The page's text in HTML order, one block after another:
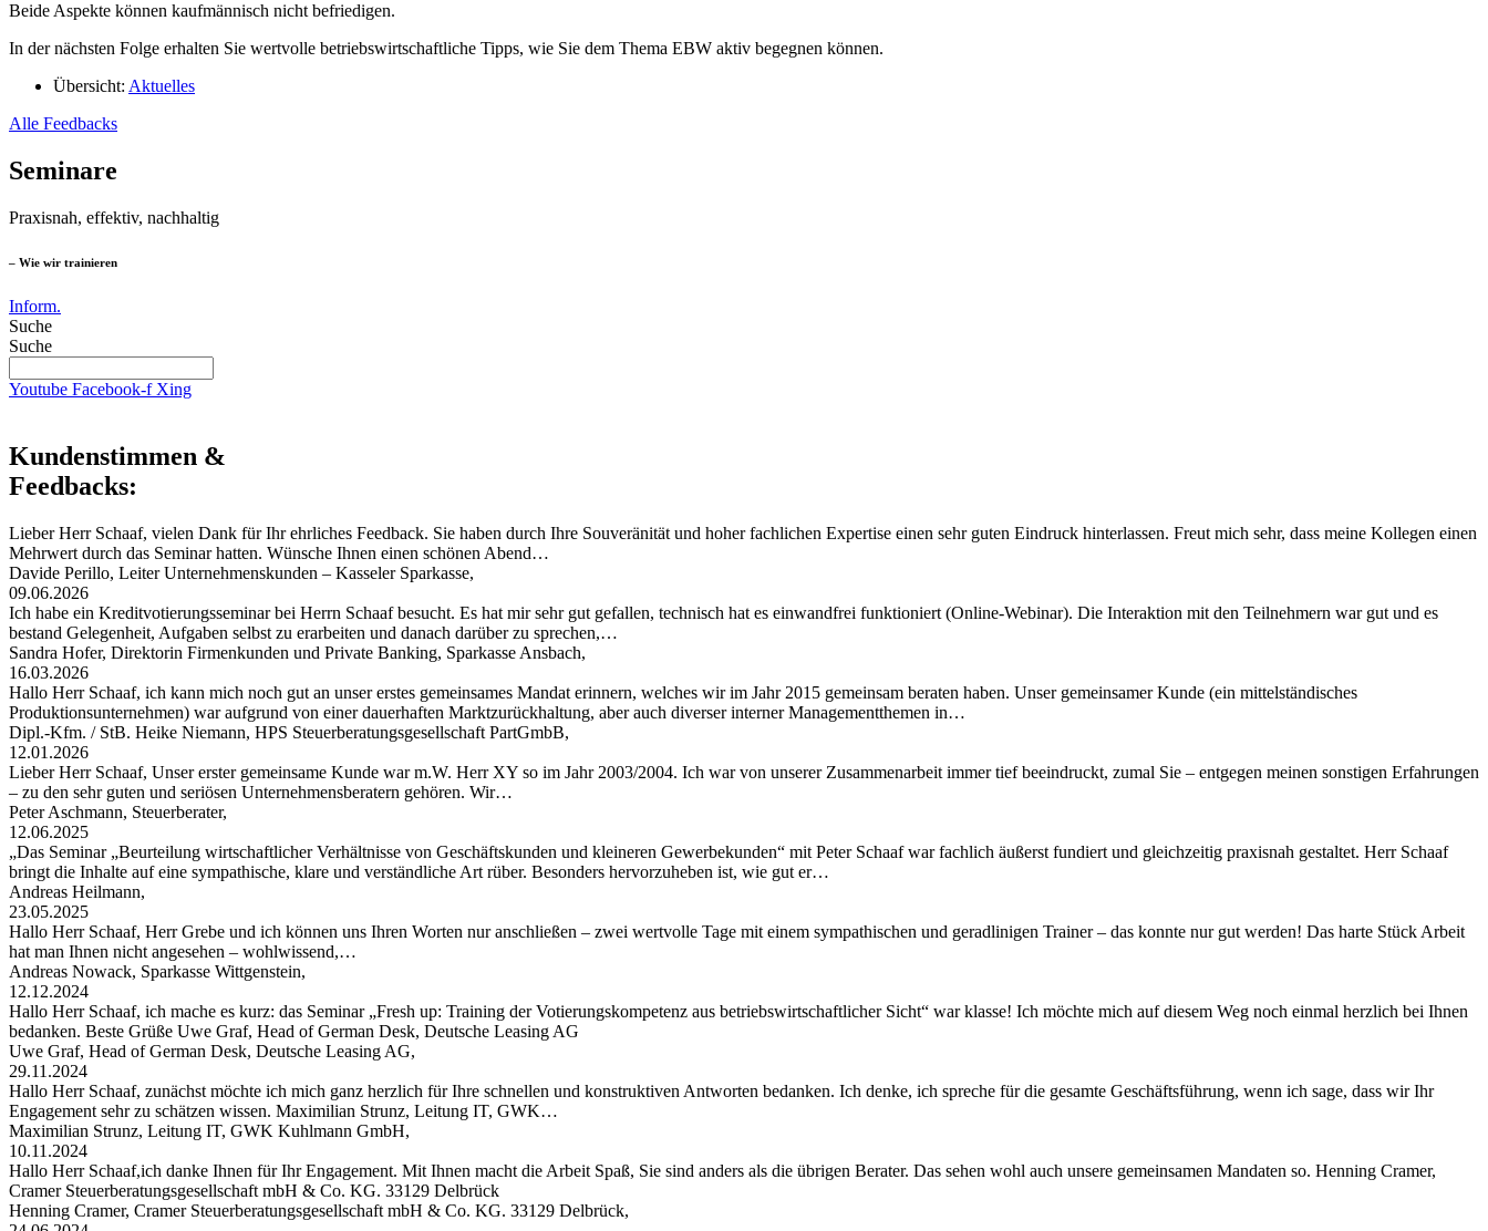
Beide Aspekte können kaufmännisch nicht befriedigen.
In der nächsten Folge erhalten Sie wertvolle betriebswirtschaftliche Tipps, wie Sie dem Thema EBW aktiv begegnen können.
Übersicht: Aktuelles
Alle Feedbacks
Seminare
Praxisnah, effektiv, nachhaltig
– Wie wir trainieren
Inform.
Suche
Suche
Youtube Facebook-f Xing
Kundenstimmen &
Feedbacks:
Lieber Herr Schaaf, vielen Dank für Ihr ehrliches Feedback. Sie haben durch Ihre Souveränität und hoher fachlichen Expertise einen sehr guten Eindruck hinterlassen. Freut mich sehr, dass meine Kollegen einen
Mehrwert durch das Seminar hatten. Wünsche Ihnen einen schönen Abend…
Davide Perillo, Leiter Unternehmenskunden – Kasseler Sparkasse,
09.06.2026
Ich habe ein Kreditvotierungsseminar bei Herrn Schaaf besucht. Es hat mir sehr gut gefallen, technisch hat es einwandfrei funktioniert (Online-Webinar). Die Interaktion mit den Teilnehmern war gut und es
bestand Gelegenheit, Aufgaben selbst zu erarbeiten und danach darüber zu sprechen,…
Sandra Hofer, Direktorin Firmenkunden und Private Banking, Sparkasse Ansbach,
16.03.2026
Hallo Herr Schaaf, ich kann mich noch gut an unser erstes gemeinsames Mandat erinnern, welches wir im Jahr 2015 gemeinsam beraten haben. Unser gemeinsamer Kunde (ein mittelständisches
Produktionsunternehmen) war aufgrund von einer dauerhaften Marktzurückhaltung, aber auch diverser interner Managementthemen in…
Dipl.-Kfm. / StB. Heike Niemann, HPS Steuerberatungsgesellschaft PartGmbB,
12.01.2026
Lieber Herr Schaaf, Unser erster gemeinsame Kunde war m.W. Herr XY so im Jahr 2003/2004. Ich war von unserer Zusammenarbeit immer tief beeindruckt, zumal Sie – entgegen meinen sonstigen Erfahrungen
– zu den sehr guten und seriösen Unternehmensberatern gehören. Wir…
Peter Aschmann, Steuerberater,
12.06.2025
„Das Seminar „Beurteilung wirtschaftlicher Verhältnisse von Geschäftskunden und kleineren Gewerbekunden“ mit Peter Schaaf war fachlich äußerst fundiert und gleichzeitig praxisnah gestaltet. Herr Schaaf
bringt die Inhalte auf eine sympathische, klare und verständliche Art rüber. Besonders hervorzuheben ist, wie gut er…
Andreas Heilmann,
23.05.2025
Hallo Herr Schaaf, Herr Grebe und ich können uns Ihren Worten nur anschließen – zwei wertvolle Tage mit einem sympathischen und geradlinigen Trainer – das konnte nur gut werden! Das harte Stück Arbeit
hat man Ihnen nicht angesehen – wohlwissend,…
Andreas Nowack, Sparkasse Wittgenstein,
12.12.2024
Hallo Herr Schaaf, ich mache es kurz: das Seminar „Fresh up: Training der Votierungskompetenz aus betriebswirtschaftlicher Sicht“ war klasse! Ich möchte mich auf diesem Weg noch einmal herzlich bei Ihnen
bedanken. Beste Grüße Uwe Graf, Head of German Desk, Deutsche Leasing AG
Uwe Graf, Head of German Desk, Deutsche Leasing AG,
29.11.2024
Hallo Herr Schaaf, zunächst möchte ich mich ganz herzlich für Ihre schnellen und konstruktiven Antworten bedanken. Ich denke, ich spreche für die gesamte Geschäftsführung, wenn ich sage, dass wir Ihr
Engagement sehr zu schätzen wissen. Maximilian Strunz, Leitung IT, GWK…
Maximilian Strunz, Leitung IT, GWK Kuhlmann GmbH,
10.11.2024
Hallo Herr Schaaf,ich danke Ihnen für Ihr Engagement. Mit Ihnen macht die Arbeit Spaß, Sie sind anders als die übrigen Berater. Das sehen wohl auch unsere gemeinsamen Mandaten so. Henning Cramer,
Cramer Steuerberatungsgesellschaft mbH & Co. KG. 33129 Delbrück
Henning Cramer, Cramer Steuerberatungsgesellschaft mbH & Co. KG. 33129 Delbrück,